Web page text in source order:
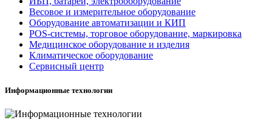
Весовое и измерительное оборудование
Оборудование автоматизации и КИП
POS-системы, торговое оборудование, маркировка
Медицинское оборудование и изделия
Климатическое оборудование
Сервисный центр
Информационные технологии